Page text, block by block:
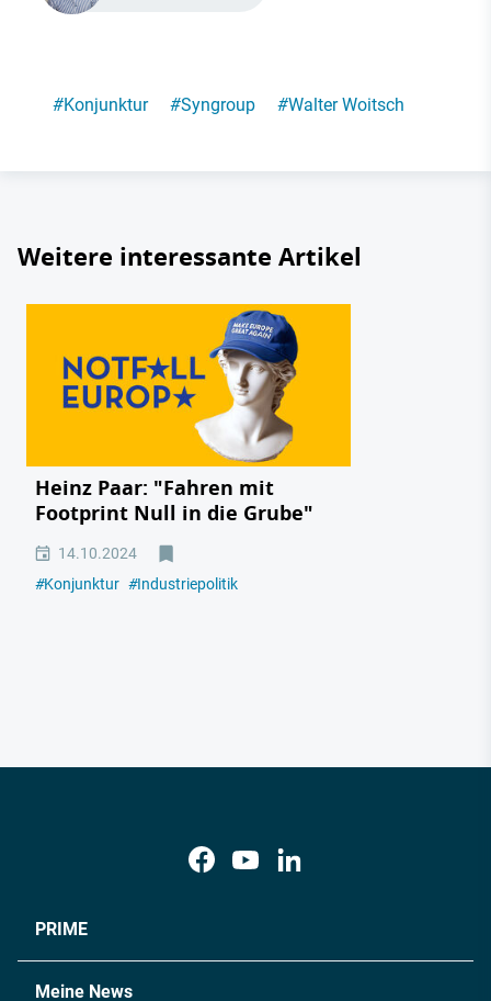
#Konjunktur #Syngroup #Walter Woitsch
Weitere interessante Artikel
Heinz Paar: "Fahren mit
Footprint Null in die Grube"
14.10.2024
#Konjunktur #Industriepolitik
PRIME
Meine News